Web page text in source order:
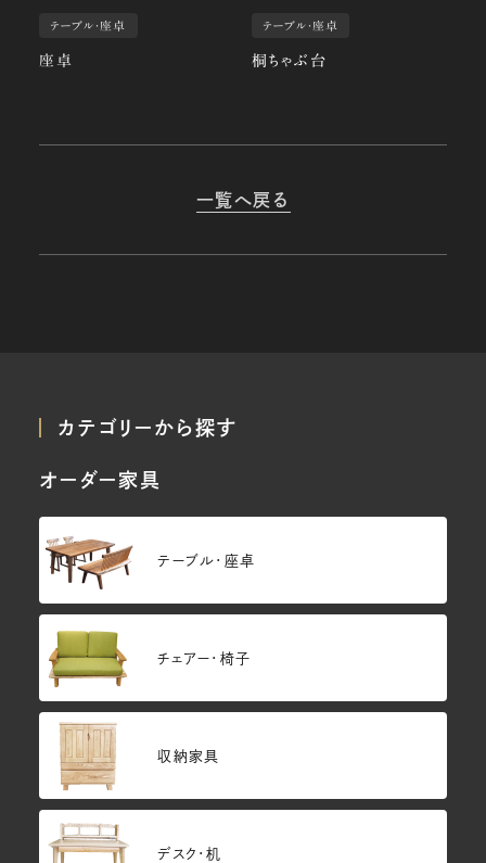
テーブル・座卓
座卓
テーブル・座卓
桐ちゃぶ台
一覧へ戻る
カテゴリーから探す
オーダー家具
テーブル・座卓
チェアー・椅子
収納家具
デスク・机